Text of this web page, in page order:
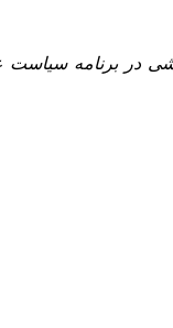
در برنامه سیاست